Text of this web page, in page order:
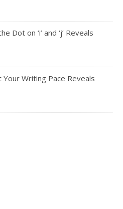
Dot on ‘i’ and ‘j’ Reveals
Writing Pace Reveals